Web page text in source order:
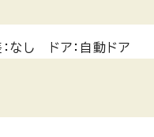
なし ドア：自動ドア